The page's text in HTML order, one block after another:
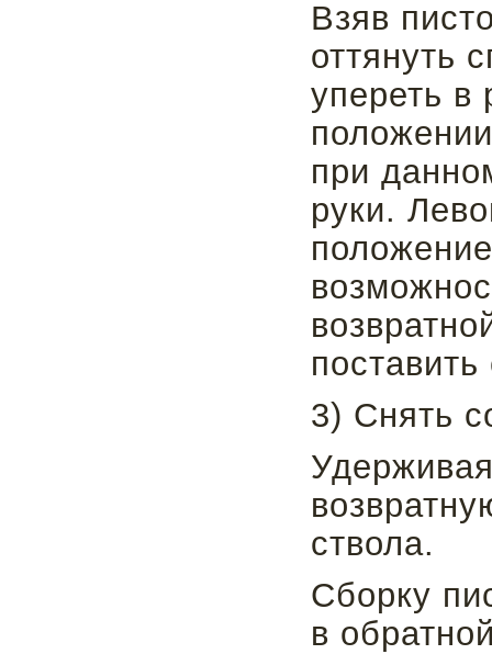
Взяв
оттянуть
упереть в
при
руки.
3) Снять
ствола.
Сборку
в